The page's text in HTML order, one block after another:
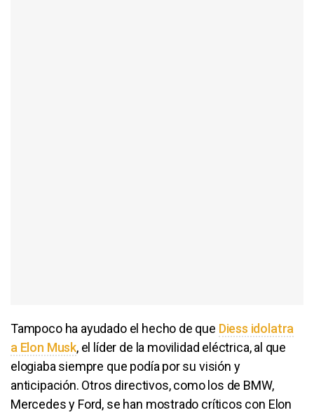
Tampoco ha ayudado el hecho de que Diess idolatra
a Elon Musk, el líder de la movilidad eléctrica, al que
elogiaba siempre que podía por su visión y
anticipación. Otros directivos, como los de BMW,
Mercedes y Ford, se han mostrado críticos con Elon